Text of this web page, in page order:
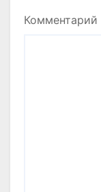
Комментарий